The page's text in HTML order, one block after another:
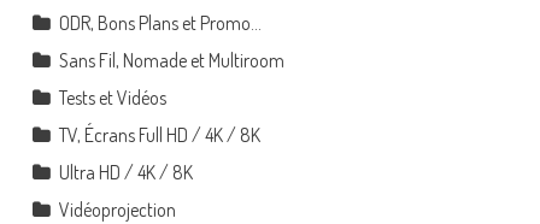
ODR, Bons Plans et Promo…
Sans Fil, Nomade et Multiroom
Tests et Vidéos
TV, Écrans Full HD / 4K / 8K
Ultra HD / 4K / 8K
Vidéoprojection